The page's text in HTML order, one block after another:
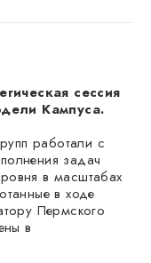
сессия
Кампуса.
работали с
задач
в масштабах
в ходе
Пермского
в